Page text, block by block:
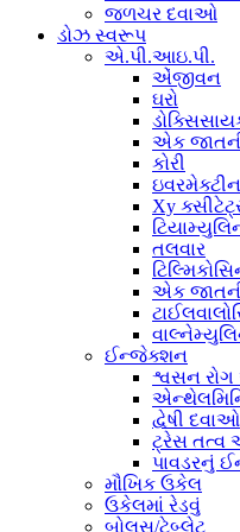
જળચર દવાઓ
ડોઝ સ્વરૂપ
એ.પી.આઇ.પી.
એંજીવન
ઘરો
એક
કોરી
ઇવરમેક્ટીન
Xy
તલવાર
એક
ઈન્જેક્શન
શ્વસન રોગ
દ્વેષી દવાઓ
ટ્રેસ તત્વ
પાવડરનું
મૌખિક ઉકેલ
ઉકેલમાં રેડવું
બોલસ/ટેબ્લેટ